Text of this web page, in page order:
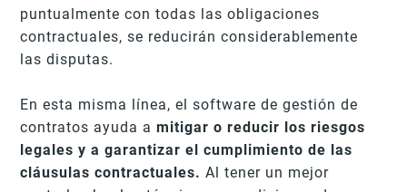
puntualmente con todas las obligaciones
contractuales, se reducirán considerablemente
las disputas.
En esta misma línea, el software de gestión de
contratos ayuda amitigar o reducir los riesgos
legales y a garantizar el cumplimiento de las
cláusulas contractuales. Al tener un mejor